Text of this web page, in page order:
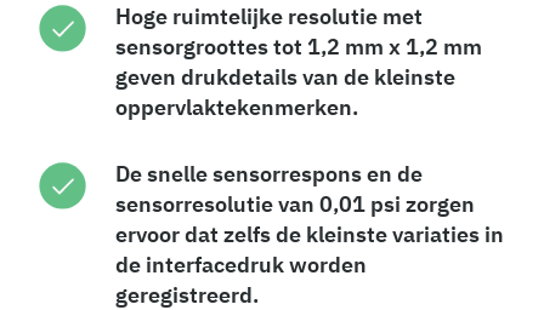
Hoge ruimtelijke resolutie met
sensorgroottes tot 1,2 mm x 1,2 mm
geven drukdetails van de kleinste
oppervlaktekenmerken.
De snelle sensorrespons en de
sensorresolutie van 0,01 psi zorgen
ervoor dat zelfs de kleinste variaties in
de interfacedruk worden
geregistreerd.